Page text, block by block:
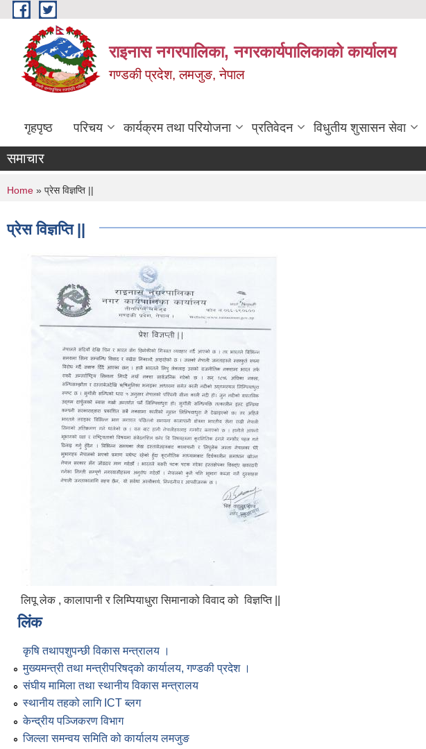
Skip to main content
राइनास नगरपालिका, नगरकार्यपालिकाको कार्यालय
गण्डकी प्रदेश, लमजुङ, नेपाल
गृहपृष्ठ परिचय कार्यक्रम तथा परियोजना प्रतिवेदन विधुतीय शुसासन सेवा
समाचार
You are here
Home » प्रेस विज्ञप्ति ||
प्रेस विज्ञप्ति ||
लिपू लेक , कालापानी र लिम्पियाधुरा सिमानाको विवाद को विज्ञप्ति ||
लिंक
कृषि तथापशुपन्छी विकास मन्त्रालय ।
मुख्यमन्त्री तथा मन्त्रीपरिषद्को कार्यालय, गण्डकी प्रदेश ।
संघीय मामिला तथा स्थानीय विकास मन्त्रालय
स्थानीय तहको लागि ICT ब्लग
केन्द्रीय पञ्जिकरण विभाग
जिल्ला समन्वय समिति को कार्यालय लमजुङ